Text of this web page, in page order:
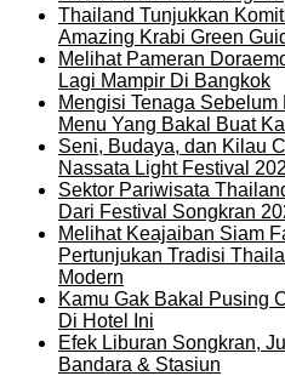
Thailand Tunjukkan
Amazing Krabi Green
Melihat Pameran
Lagi Mampir Di Bangkok
Mengisi Tenaga
Menu Yang Bakal Buat
Seni, Budaya, dan Kilau
Nassata Light Festival
Sektor Pariwisata
Dari Festival Songkran
Melihat Keajaiban Siam
Pertunjukan Tradisi
Modern
Kamu Gak Bakal Pusing
Di Hotel Ini
Efek Liburan Songkran,
Bandara & Stasiun